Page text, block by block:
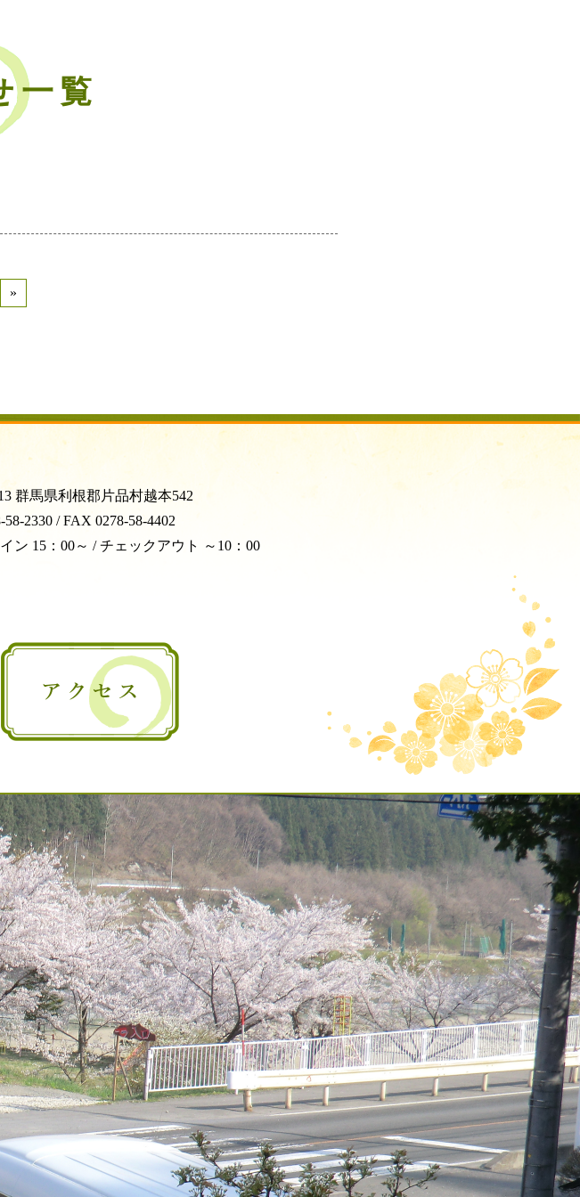
一覧
»
群馬県利根郡片品村越本542
58-2330 / FAX 0278-58-4402
ン 15：00～ / チェックアウト ～10：00